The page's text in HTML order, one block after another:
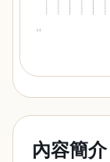
內容簡介